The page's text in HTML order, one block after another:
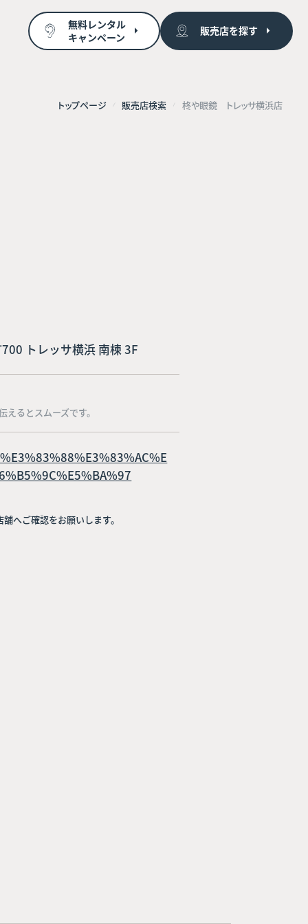
無料レンタル
キャンペーン
販売店を探す
トップページ 販売店検索 柊や眼鏡 トレッサ横浜店
トレッサ横浜 南棟 3F
るとスムーズです。
へご確認をお願いします。